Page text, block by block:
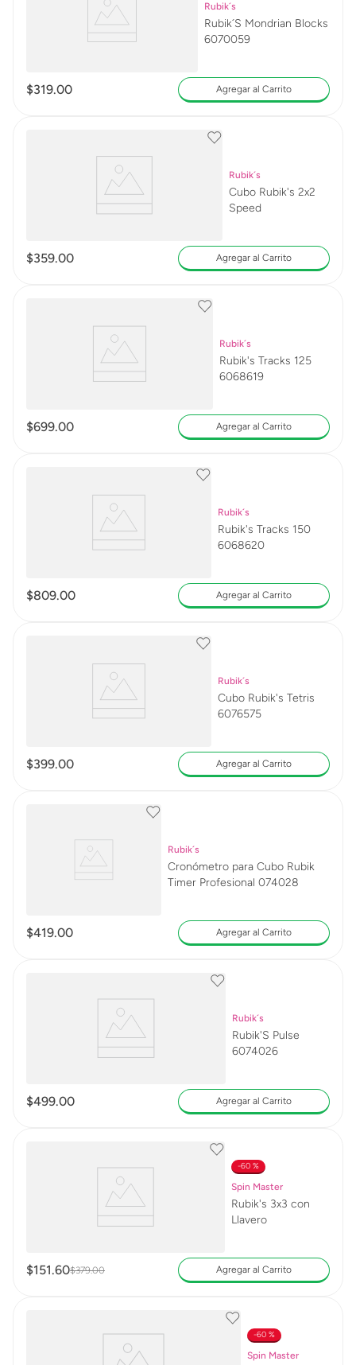
Rubik´s
Rubik´S Mondrian Blocks
6070059
$319.00 Agregar al Carrito
Rubik´s
Cubo Rubik's 2x2
Speed
$359.00 Agregar al Carrito
Rubik´s
Rubik's Tracks 125
6068619
$699.00 Agregar al Carrito
Rubik´s
Rubik's Tracks 150
6068620
$809.00 Agregar al Carrito
Rubik´s
Cubo Rubik's Tetris
6076575
$399.00 Agregar al Carrito
Rubik´s
Cronómetro para Cubo Rubik
Timer Profesional 074028
$419.00 Agregar al Carrito
Rubik´s
Rubik'S Pulse
6074026
$499.00 Agregar al Carrito
60 %
Spin Master
Rubik's 3x3 con
Llavero
$151.60$379.00 Agregar al Carrito
60 %
Spin Master